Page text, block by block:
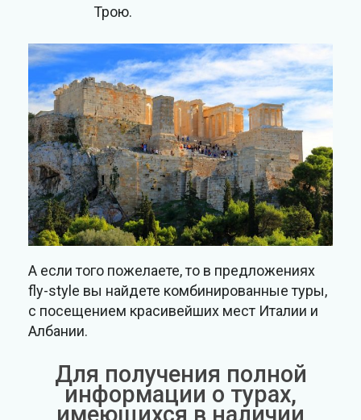
Трою.
А если того пожелаете, то в предложениях
fly-style вы найдете комбинированные туры,
с посещением красивейших мест Италии и
Албании.
Для получения полной
информации о турах,
имеющихся в наличии